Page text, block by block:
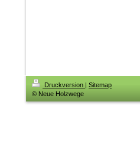
Druckversion | Sitemap
© Neue Holzwege